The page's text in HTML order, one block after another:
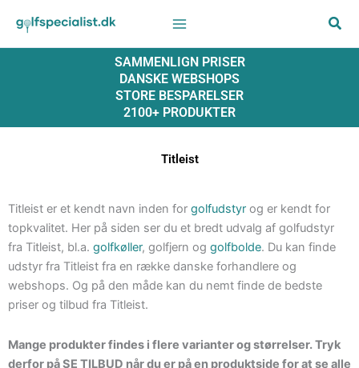
indholdet
SAMMENLIGN PRISER
DANSKE WEBSHOPS
STORE BESPARELSER
2100+ PRODUKTER
Titleist
Titleist er et kendt navn inden for golfudstyr og er kendt for
topkvalitet. Her på siden ser du et bredt udvalg af golfudstyr
fra Titleist, bl.a. golfkøller, golfjern og golfbolde. Du kan finde
udstyr fra Titleist fra en række danske forhandlere og
webshops. Og på den måde kan du nemt finde de bedste
priser og tilbud fra Titleist.
Mange produkter findes i flere varianter og størrelser. Tryk
derfor på SE TILBUD når du er på en produktside for at se alle